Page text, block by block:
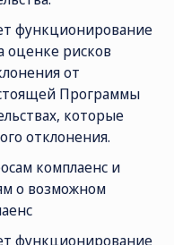
функционирование
оценке рисков
от
Программы
которые
отклонения.
комплаенс и
о возможном
функционирование